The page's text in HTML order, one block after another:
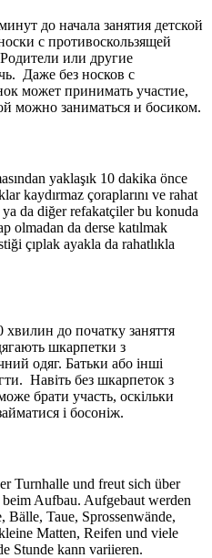
до начала занятия детской
с противоскользящей
или другие
Даже без носков с
может принимать участие,
можно заниматься и босиком.
yaklaşık 10 dakika önce
kaydırmaz çoraplarını ve rahat
da diğer refakatçiler bu konuda
olmadan da derse katılmak
çıplak ayakla da rahatlıkla
хвилин до початку заняття
шкарпетки з
одяг. Батьки або інші
Навіть без шкарпеток з
брати участь, оскільки
і босоніж.
Turnhalle und freut sich über
Aufbau. Aufgebaut werden
Bälle, Taue, Sprossenwände,
Matten, Reifen und viele
Stunde kann variieren.